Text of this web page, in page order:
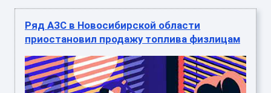
Ряд АЗС в Новосибирской области
приостановил продажу топлива физлицам